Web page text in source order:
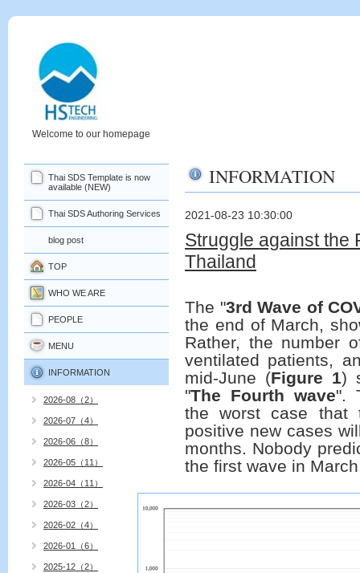
Welcome to our homepage
INFORMATION
2021-08-23 10:30:00
Struggle against the
Thailand
The "3rd Wave of
the end of March,
Rather, the number
ventilated patients,
mid-June (Figure 1)
"The Fourth wave".
the worst case that
positive new cases
months. Nobody
the first wave in
Thai SDS Template is now
available (NEW)
Thai SDS Authoring Services
blog post
TOP
WHO WE ARE
PEOPLE
MENU
INFORMATION
2026-08（2）
2026-07（4）
2026-06（8）
2026-05（11）
2026-04（11）
2026-03（2）
2026-02（4）
2026-01（6）
2025-12（2）